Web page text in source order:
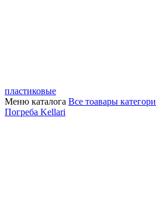
пластиковые
Меню каталога Все тоавары
Погреба Kellari